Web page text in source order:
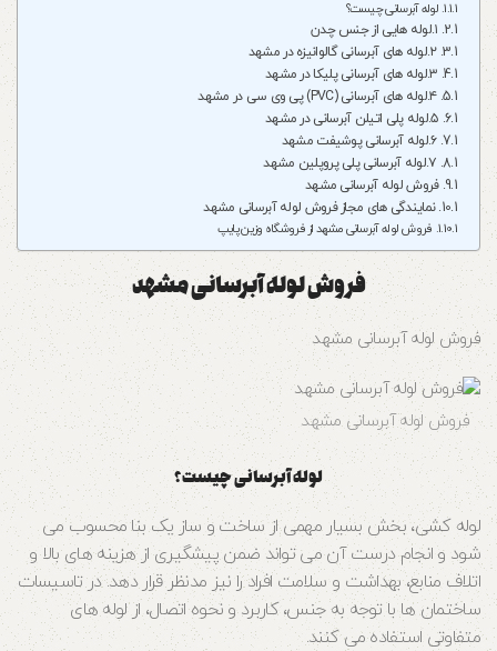
لوله آبرسانی چیست؟
۱.لوله‌ هایی از جنس چدن
۲.لوله‌ های آبرسانی گالوانیزه در مشهد
۳.لوله‌ های آبرسانی پلیکا در مشهد
۴.لوله‌ های آبرسانی (PVC) پی وی سی در مشهد
۵.لوله‌ پلی اتیلن آبرسانی در مشهد
۶.لوله‌ آبرسانی پوشیفت مشهد
۷.لوله‌ آبرسانی پلی پروپلین مشهد
فروش لوله آبرسانی مشهد
نمایندگی های مجاز فروش لوله آبرسانی مشهد
فروش لوله آبرسانی مشهد از فروشگاه وزین پایپ
فروش لوله آبرسانی مشهد
فروش لوله آبرسانی مشهد
فروش لوله آبرسانی مشهد
لوله آبرسانی چیست؟
لوله کشی، بخش بسیار مهمی از ساخت و ساز یک بنا محسوب می
شود و انجام درست آن می تواند ضمن پیشگیری از هزینه های بالا و
اتلاف منابع، بهداشت و سلامت افراد را نیز مدنظر قرار دهد. در تاسیسات
ساختمان‌ ها با توجه به جنس، کاربرد و نحوه اتصال، از لوله‌ های
متفاوتی استفاده می کنند.